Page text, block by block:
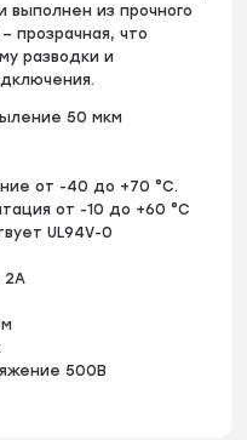
выполнен из прочного
прозрачная, что
разводки и
50 мкм
от -40 до +70 °C.
от -10 до +60 °C
UL94V-0
2А
500В